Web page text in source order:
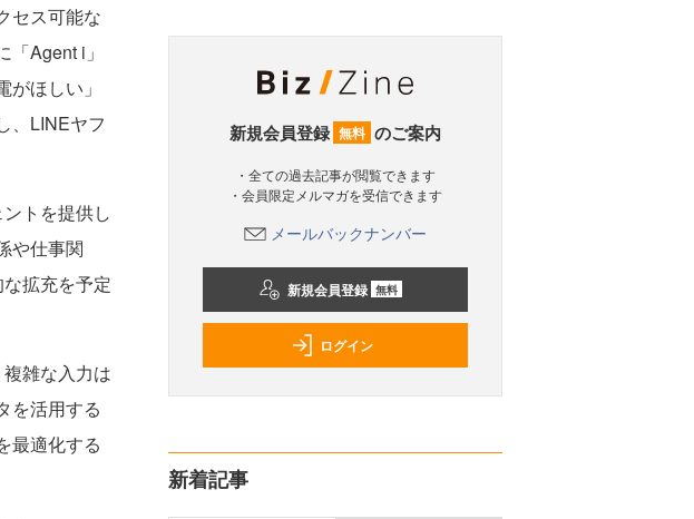
セス可能な
Agent i」
ほしい」
、LINEヤフ
トを提供し
や仕事関
拡充を予定
雑な入力は
を活用する
最適化する
新規会員登録 無料 のご案内
・全ての過去記事が閲覧できます
・会員限定メルマガを受信できます
メールバックナンバー
新規会員登録 無料
ログイン
新着記事